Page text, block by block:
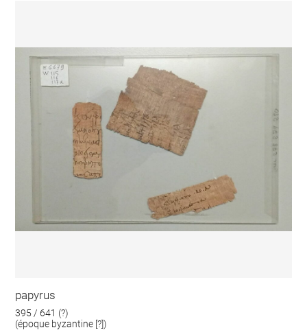
papyrus
395 / 641 (?)
(époque byzantine [?])